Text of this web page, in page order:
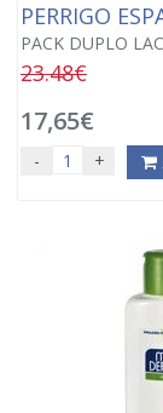
PERRIGO
PACK DUPLO
23.48€
17,65€
- +